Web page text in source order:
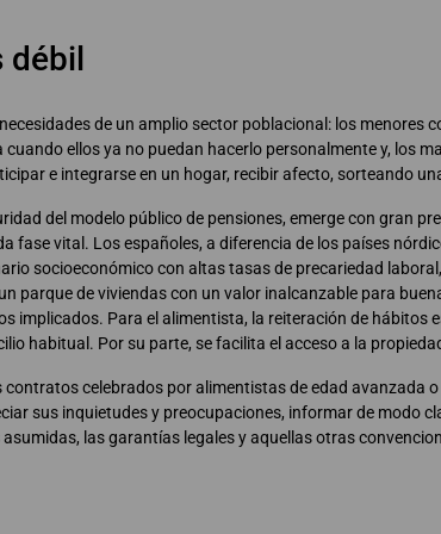
de un amplio sector poblacional: los menores
ellos ya no puedan hacerlo personalmente y, los
e integrarse en un hogar, recibir afecto, sorteando
del modelo público de pensiones, emerge con gran
fase vital. Los españoles, a diferencia de los países
socioeconómico con altas tasas de precariedad
parque de viviendas con un valor inalcanzable para
implicados. Para el alimentista, la reiteración de hábitos
habitual. Por su parte, se facilita el acceso a la
celebrados por alimentistas de edad avanzada
sus inquietudes y preocupaciones, informar de modo
las garantías legales y aquellas otras